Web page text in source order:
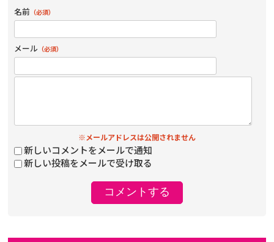
名前 （必須）
メール （必須）
※メールアドレスは公開されません
新しいコメントをメールで通知
新しい投稿をメールで受け取る